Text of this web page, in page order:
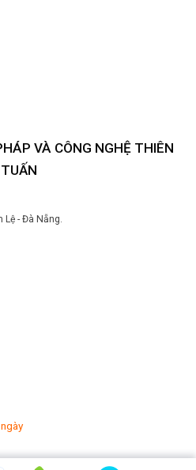
VÀ CÔNG NGHỆ THIÊN
TUẤN
- Đà Nẵng.